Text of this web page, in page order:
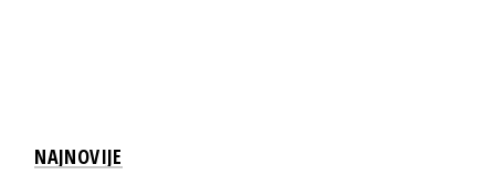
NAJNOVIJE